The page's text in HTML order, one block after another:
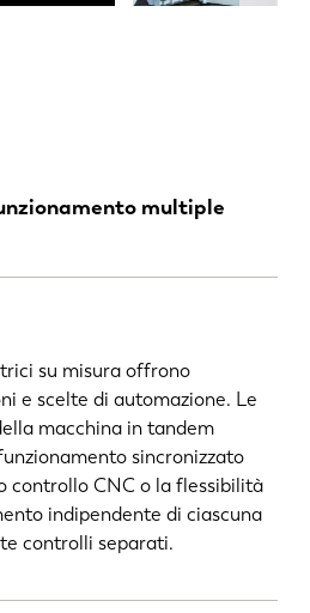
multiple
su misura offrono
e scelte di automazione. Le
macchina in tandem
sincronizzato
controllo CNC o la flessibilità
indipendente di ciascuna
controlli separati.